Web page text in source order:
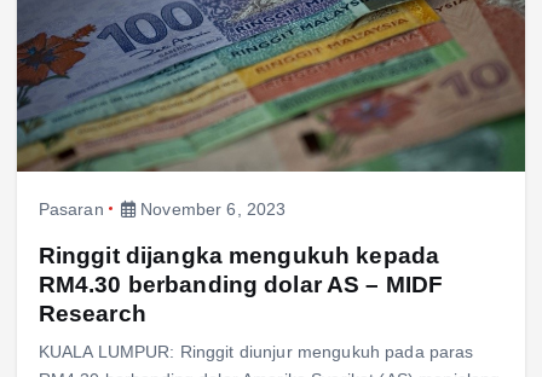
Pasaran November 6, 2023
Ringgit dijangka mengukuh kepada
RM4.30 berbanding dolar AS – MIDF
Research
KUALA LUMPUR: Ringgit diunjur mengukuh pada paras